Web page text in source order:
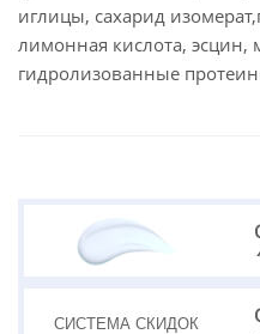
иглицы, сахарид
лимонная кислота, эсцин,
гидролизованные
СИСТЕМАСКИДОК